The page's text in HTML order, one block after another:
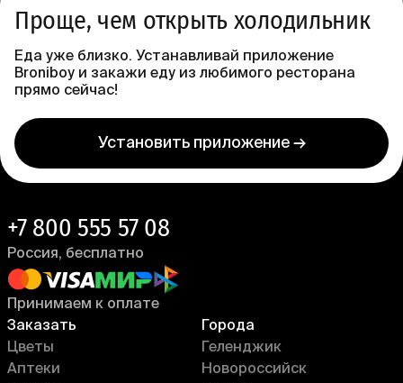
Проще, чем открыть холодильник
Еда уже близко. Устанавливай приложение
Broniboy и закажи еду из любимого ресторана
прямо сейчас!
Установить приложение →
Заказать
Цветы
Аптеки
Города
Геленджик
Новороссийск
+7 800 555 57 08
Россия, бесплатно
Принимаем к оплате